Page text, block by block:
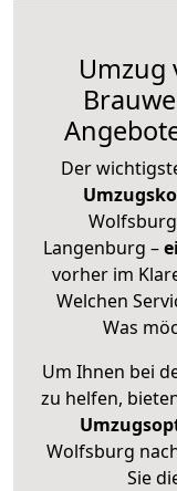
Umzug
Der
Langenburg –
vorher im
Welchen
Was
Um Ihnen bei
zu helfen,
Wolfsburg
Sie